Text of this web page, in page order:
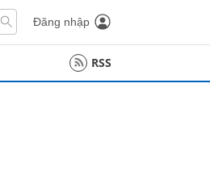
Đăng nhập
RSS